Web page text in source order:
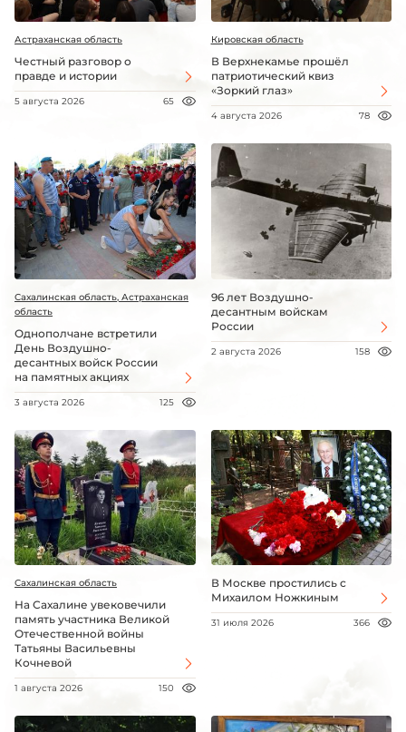
Астраханская область
Честный разговор о
правде и истории
5 августа 2026 65
Кировская область
В Верхнекамье прошёл
патриотический квиз
«Зоркий глаз»
4 августа 2026 78
Сахалинская область, Астраханская
область
Однополчане встретили
День Воздушно-
десантных войск России
на памятных акциях
3 августа 2026 125
96 лет Воздушно-
десантным войскам
России
2 августа 2026 158
Сахалинская область
На Сахалине увековечили
память участника Великой
Отечественной войны
Татьяны Васильевны
Кочневой
1 августа 2026 150
В Москве простились с
Михаилом Ножкиным
31 июля 2026 366